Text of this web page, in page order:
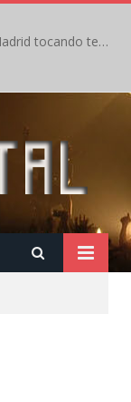
Concierto de Anette Olzon en Agosto en Madrid tocando temas de Nightwish